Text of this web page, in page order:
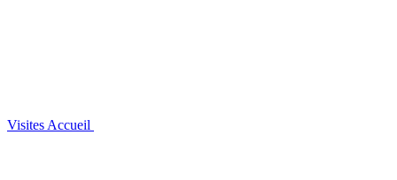
Visites Accueil